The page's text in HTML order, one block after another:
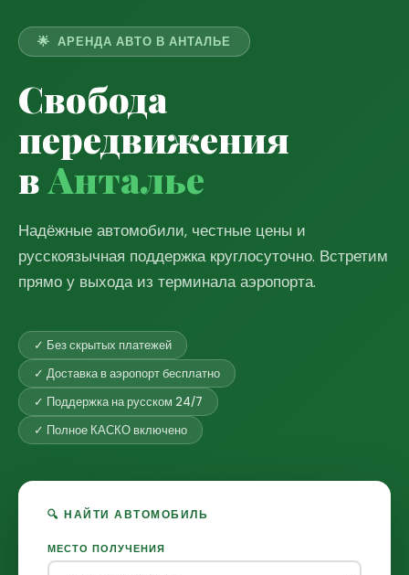
🌟 АРЕНДА АВТО В АНТАЛЬЕ
Свобода
передвижения
вАнталье
Надёжные автомобили, честные цены и
русскоязычная поддержка круглосуточно. Встретим
прямо у выхода из терминала аэропорта.
✓ Без скрытых платежей
✓ Доставка в аэропорт бесплатно
✓ Поддержка на русском 24/7
✓ Полное КАСКО включено
🔍 НАЙТИ АВТОМОБИЛЬ
МЕСТО ПОЛУЧЕНИЯ